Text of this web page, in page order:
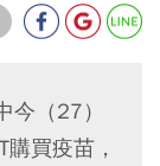
（27）
買疫苗，